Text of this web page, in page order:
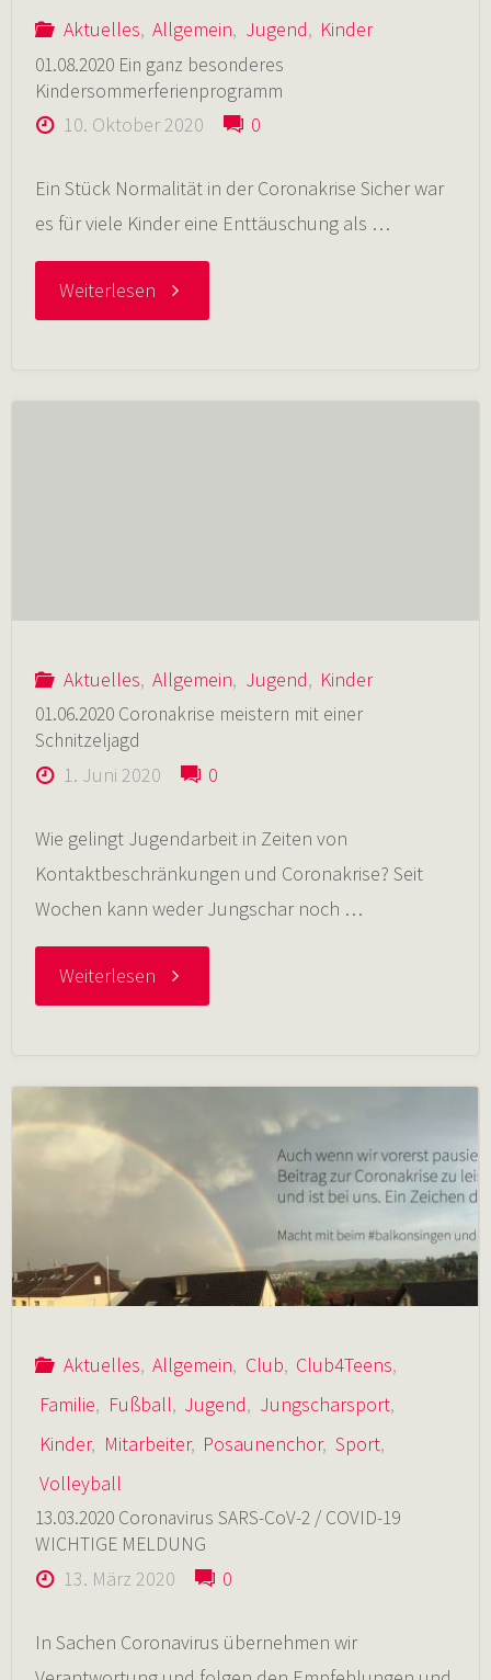
auf
Grünsammelplatz
angekommen"
Aktuelles, Allgemein, Jugend, Kinder
01.08.2020 Ein ganz besonderes
Kindersommerferienprogramm
10. Oktober 2020 0
Ein Stück Normalität in der Coronakrise Sicher war
es für viele Kinder eine Enttäuschung als …
Weiterlesen"01.08.2020
Aktuelles, Allgemein, Jugend, Kinder
01.06.2020 Coronakrise meistern mit einer
Schnitzeljagd
1. Juni 2020 0
Wie gelingt Jugendarbeit in Zeiten von
Kontaktbeschränkungen und Coronakrise? Seit
Wochen kann weder Jungschar noch …
Weiterlesen"01.06.2020
meistern
mit
Schnitzeljagd"
Aktuelles, Allgemein, Club, Club4Teens,
Familie, Fußball, Jugend, Jungscharsport,
Kinder, Mitarbeiter, Posaunenchor, Sport,
Volleyball
13.03.2020 Coronavirus SARS-CoV-2 / COVID-19
WICHTIGE MELDUNG
13. März 2020 0
In Sachen Coronavirus übernehmen wir